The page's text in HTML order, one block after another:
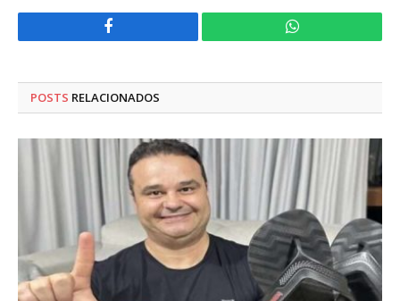
Facebook WhatsApp
POSTS RELACIONADOS